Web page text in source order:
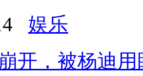
娱乐
开，被杨迪